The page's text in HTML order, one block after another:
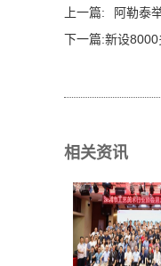
上一篇:
阿勒泰
下一篇:新设8000
相关资讯